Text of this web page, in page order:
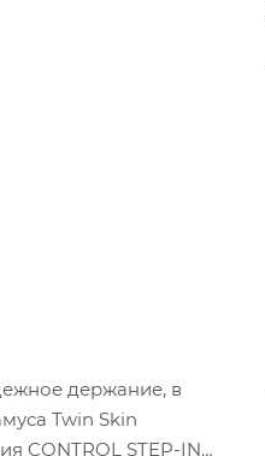
держание, в
Twin Skin
CONTROL STEP-IN